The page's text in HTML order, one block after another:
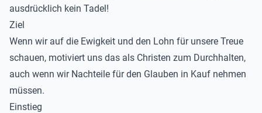
ausdrücklich kein Tadel!
Ziel
Wenn wir auf die Ewigkeit und den Lohn für unsere Treue
schauen, motiviert uns das als Christen zum Durchhalten,
auch wenn wir Nachteile für den Glauben in Kauf nehmen
müssen.
Einstieg